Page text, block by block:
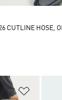
Zur
CUTLINE HOSE,